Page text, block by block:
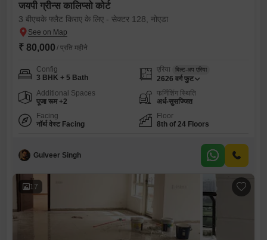
जयपी ग्रीन्स कालिप्सो कोर्ट
3 बीएचके फ्लैट किराए के लिए - सेक्टर 128, नोएडा
₹ 80,000 / प्रति महीने
Config
3 BHK + 5 Bath
एरिया बिल्ट-अप एरिया
2626 वर्ग फुट
Additional Spaces
पूजा रूम +2
फर्निशिंग स्थिति
अर्ध-सुसज्जित
Facing
नॉर्थ वेस्ट Facing
Floor
8th of 24 Floors
Gulveer Singh
17